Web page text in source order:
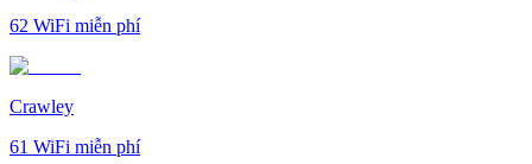
62 WiFi miễn phí
Crawley
61 WiFi miễn phí